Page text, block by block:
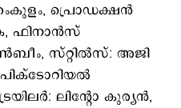
പ്രൊഡക്ഷൻ
ഫിനാൻസ്
സ്റ്റിൽസ്: അജി
ലിന്‍റോ കുര്യൻ,